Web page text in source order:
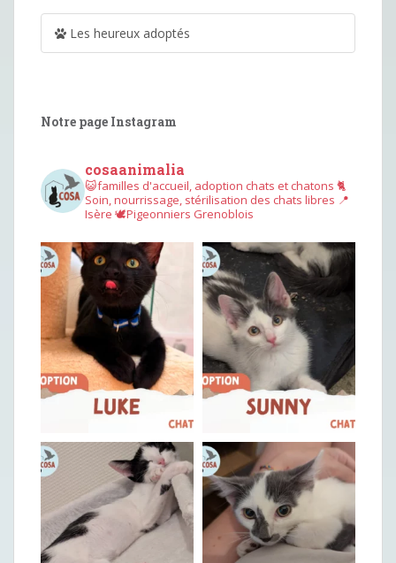
Les heureux adoptés
Notre page Instagram
cosaanimalia
😺familles d'accueil, adoption chats et chatons 🐈
Soin, nourrissage, stérilisation des chats libres 📍
Isère 🕊︎Pigeonniers Grenoblois